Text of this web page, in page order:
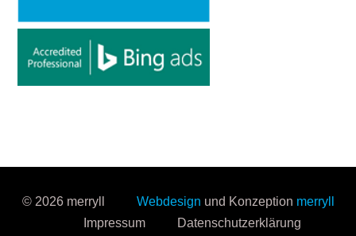
© 2026 merryll Webdesign und Konzeption merryll
Impressum
Datenschutzerklärung